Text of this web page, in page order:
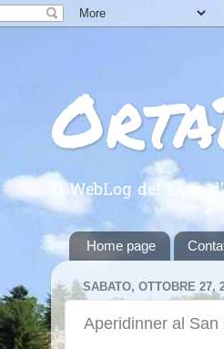
Il WebLog del Lago
Home page
SABATO, OTTOBRE 27,
Aperidinner al San